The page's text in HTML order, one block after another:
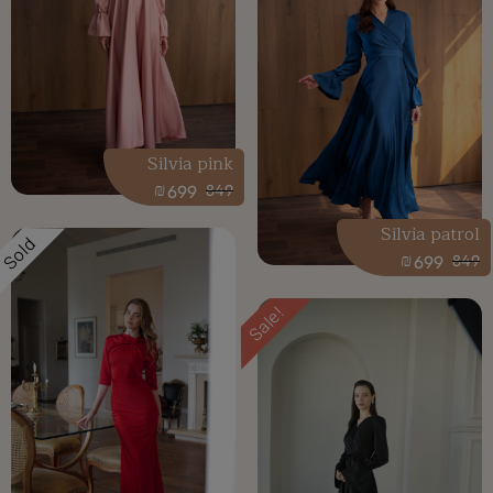
849
699
₪
Silvia patrol
849
699
₪
Silvia pink
Sale!
Sold